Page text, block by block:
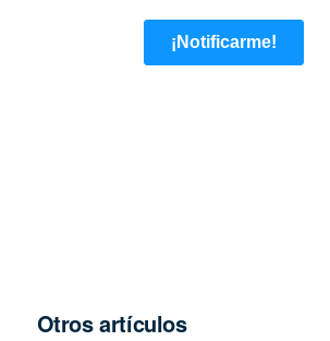
Otros artículos